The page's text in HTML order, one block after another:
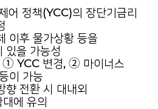
어 정책(YCC)의 장단기금리
이후 물가상황 등을
있을 가능성
① YCC 변경, ② 마이너스
이 가능
전환 시 대내외
에 유의